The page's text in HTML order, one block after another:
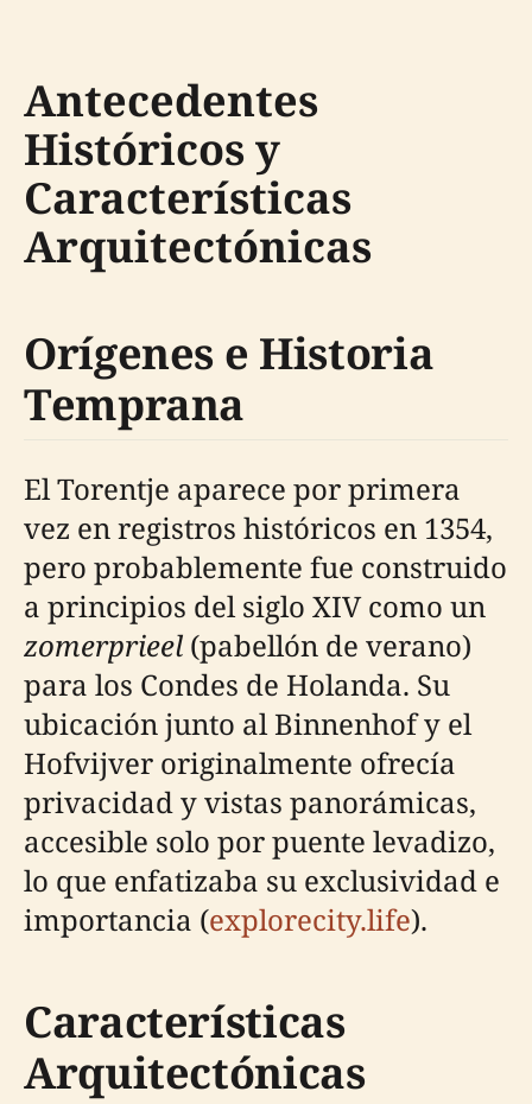
Antecedentes
Históricos y
Características
Arquitectónicas
Orígenes e Historia
Temprana
El Torentje aparece por primera
vez en registros históricos en 1354,
pero probablemente fue construido
a principios del siglo XIV como un
zomerprieel (pabellón de verano)
para los Condes de Holanda. Su
ubicación junto al Binnenhof y el
Hofvijver originalmente ofrecía
privacidad y vistas panorámicas,
accesible solo por puente levadizo,
lo que enfatizaba su exclusividad e
importancia (explorecity.life).
Características
Arquitectónicas